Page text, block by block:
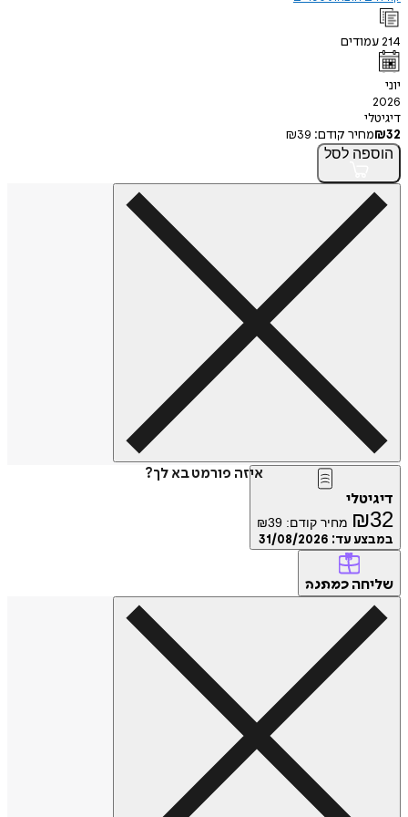
קודם:
₪39
לסל
איזה פורמט בא לך?
₪ מחיר קודם: ₪39
עד:31/08/2026
כמתנה